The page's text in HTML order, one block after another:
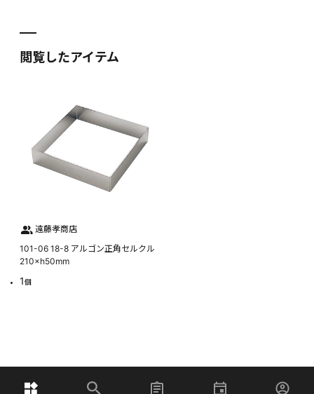
閲覧したアイテム
遠藤孝商店
101-06 18-8 アルゴン正角セルクル
210×h50mm
1個